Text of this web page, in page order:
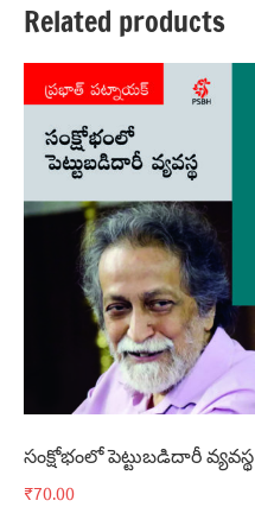
Related products
సంక్షోభంలో పెట్టుబడిదారీ వ్యవస్థ
₹70.00